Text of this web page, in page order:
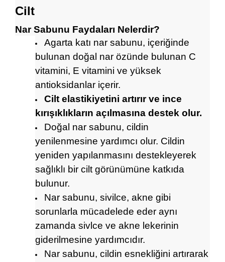
Cilt
Nar Sabunu Faydaları Nelerdir?
Agarta katı nar sabunu, içeriğinde
bulunan doğal nar özünde bulunan C
vitamini, E vitamini ve yüksek
antioksidanlar içerir.
Cilt elastikiyetini artırır ve ince
kırışıklıkların açılmasına destek olur.
Doğal nar sabunu, cildin
yenilenmesine yardımcı olur. Cildin
yeniden yapılanmasını destekleyerek
sağlıklı bir cilt görünümüne katkıda
bulunur.
Nar sabunu, sivilce, akne gibi
sorunlarla mücadelede eder aynı
zamanda sivlce ve akne lekerinin
giderilmesine yardımcıdır.
Nar sabunu, cildin esnekliğini artırarak